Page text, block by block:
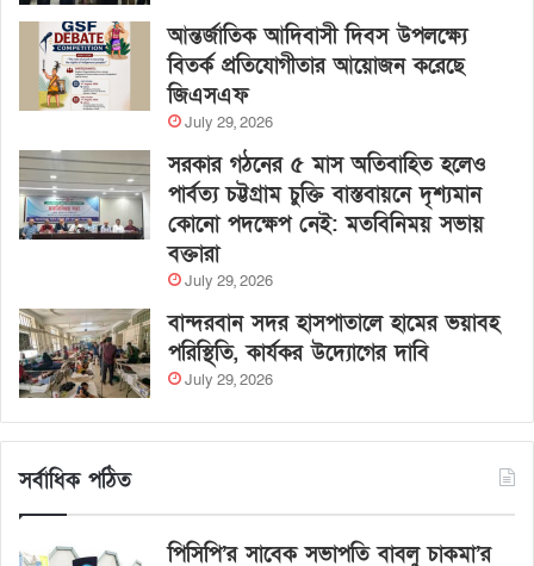
আন্তর্জাতিক আদিবাসী দিবস উপলক্ষ্যে
বিতর্ক প্রতিযোগীতার আয়োজন করেছে
জিএসএফ
July 29, 2026
সরকার গঠনের ৫ মাস অতিবাহিত হলেও
পার্বত্য চট্টগ্রাম চুক্তি বাস্তবায়নে দৃশ্যমান
কোনো পদক্ষেপ নেই: মতবিনিময় সভায়
বক্তারা
July 29, 2026
বান্দরবান সদর হাসপাতালে হামের ভয়াবহ
পরিস্থিতি, কার্যকর উদ্যোগের দাবি
July 29, 2026
সর্বাধিক পঠিত
পিসিপি’র সাবেক সভাপতি বাবলু চাকমা’র